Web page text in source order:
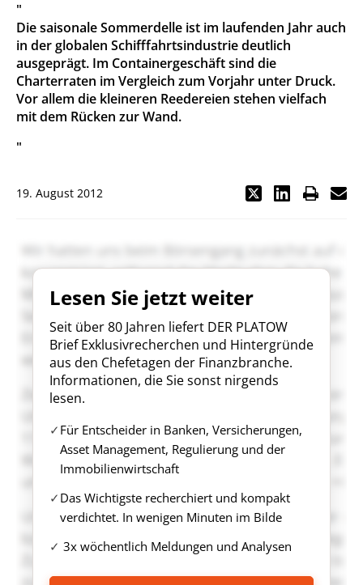
"
Die saisonale Sommerdelle ist im laufenden Jahr auch
in der globalen Schifffahrtsindustrie deutlich
ausgeprägt. Im Containergeschäft sind die
Charterraten im Vergleich zum Vorjahr unter Druck.
Vor allem die kleineren Reedereien stehen vielfach
mit dem Rücken zur Wand.
"
19. August 2012
Lesen Sie jetzt weiter
Seit über 80 Jahren liefert DER PLATOW
Brief Exklusivrecherchen und Hintergründe
aus den Chefetagen der Finanzbranche.
Informationen, die Sie sonst nirgends
lesen.
Für Entscheider in Banken, Versicherungen,
Asset Management, Regulierung und der
Immobilienwirtschaft
Das Wichtigste recherchiert und kompakt
verdichtet. In wenigen Minuten im Bilde
3x wöchentlich Meldungen und Analysen